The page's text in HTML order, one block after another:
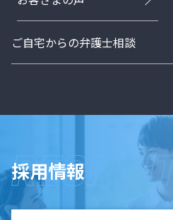
ご自宅からの弁護士相談
採用情報